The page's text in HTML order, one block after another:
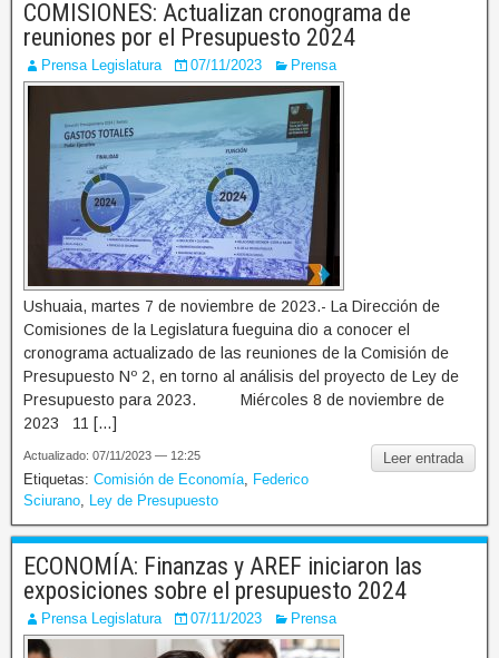
COMISIONES: Actualizan cronograma de
reuniones por el Presupuesto 2024
Prensa Legislatura 07/11/2023 Prensa
Ushuaia, martes 7 de noviembre de 2023.- La Dirección de
Comisiones de la Legislatura fueguina dio a conocer el
cronograma actualizado de las reuniones de la Comisión de
Presupuesto Nº 2, en torno al análisis del proyecto de Ley de
Presupuesto para 2023. Miércoles 8 de noviembre de
2023 11 […]
Leer entrada
Actualizado: 07/11/2023 — 12:25
Etiquetas: Comisión de Economía
Federico
Sciurano
Ley de Presupuesto
ECONOMÍA: Finanzas y AREF iniciaron las
exposiciones sobre el presupuesto 2024
Prensa Legislatura 07/11/2023 Prensa